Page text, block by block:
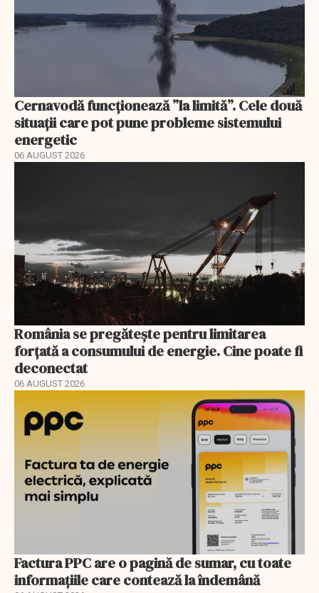
Cernavodă funcționează ”la limită”. Cele două
situații care pot pune probleme sistemului
energetic
06 AUGUST 2026
România se pregătește pentru limitarea
forțată a consumului de energie. Cine poate fi
deconectat
06 AUGUST 2026
Factura PPC are o pagină de sumar, cu toate
informațiile care contează la îndemână